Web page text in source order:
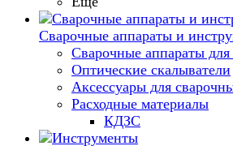
Сварочные аппараты и
Сварочные аппараты для
Оптические скалыватели
Аксессуары для
Расходные материалы
КДЗС